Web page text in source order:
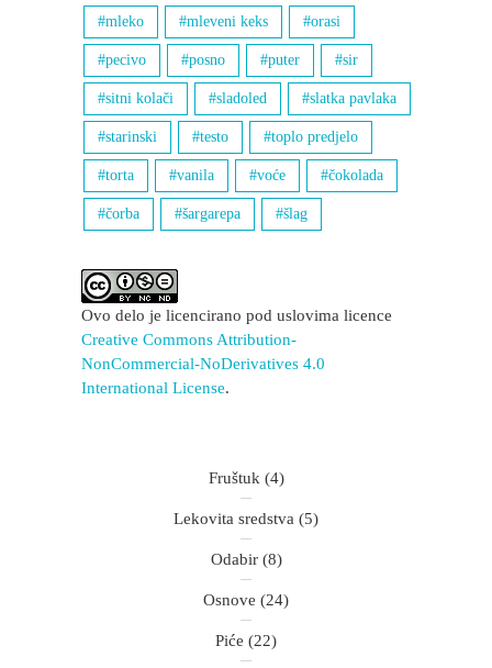
mleko mleveni keks orasi
pecivo posno puter sir
sitni kolači sladoled slatka pavlaka
starinski testo toplo predjelo
torta vanila voće čokolada
čorba šargarepa šlag
Ovo delo je licencirano pod uslovima licence
Creative Commons Attribution-
NonCommercial-NoDerivatives 4.0
International License.
Fruštuk (4)
Lekovita sredstva (5)
Odabir(8)
Osnove (24)
Piće (22)